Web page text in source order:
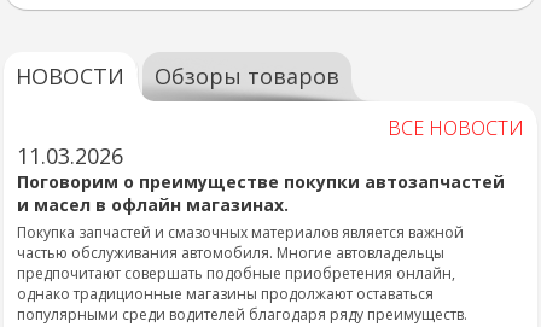
НОВОСТИ Обзоры товаров
ВСЕ НОВОСТИ
11.03.2026
Поговорим о преимуществе покупки автозапчастей
и масел в офлайн магазинах.
Покупка запчастей и смазочных материалов является важной
частью обслуживания автомобиля. Многие автовладельцы
предпочитают совершать подобные приобретения онлайн,
однако традиционные магазины продолжают оставаться
популярными среди водителей благодаря ряду преимуществ.